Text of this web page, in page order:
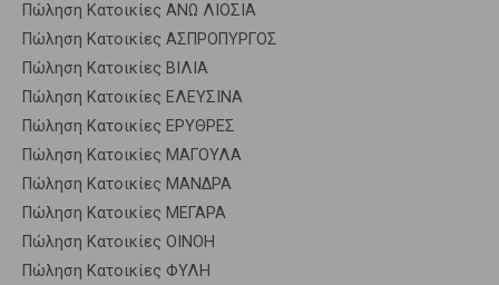
Πώληση Κατοικίες ΑΝΩ ΛΙΟΣΙΑ
Πώληση Κατοικίες ΑΣΠΡΟΠΥΡΓΟΣ
Πώληση Κατοικίες ΒΙΛΙΑ
Πώληση Κατοικίες ΕΛΕΥΣΙΝΑ
Πώληση Κατοικίες ΕΡΥΘΡΕΣ
Πώληση Κατοικίες ΜΑΓΟΥΛΑ
Πώληση Κατοικίες ΜΑΝΔΡΑ
Πώληση Κατοικίες ΜΕΓΑΡΑ
Πώληση Κατοικίες ΟΙΝΟΗ
Πώληση Κατοικίες ΦΥΛΗ